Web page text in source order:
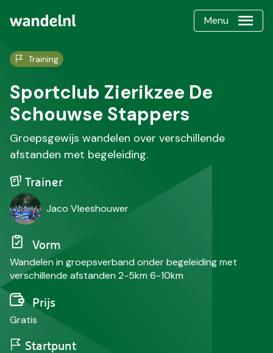
Menu
Training
Sportclub Zierikzee De
Schouwse Stappers
Groepsgewijs wandelen over verschillende
afstanden met begeleiding.
Trainer
Jaco Vleeshouwer
Vorm
Wandelen in groepsverband onder begeleiding met
verschillende afstanden 2-5km 6-10km
Prijs
Gratis
Startpunt